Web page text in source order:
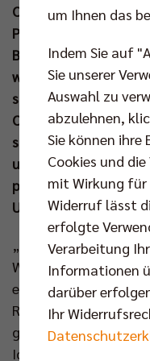
Okt beispielsweise
Papiersammelaktion
Berliner
wohnungslose
sind gemeinnützige
Organisationen an
sich mit ihren Ideen
und Umweltschutz
präsentieren und so
Umsetzung ihrer
„In einer perfekten
Wertstoffe erhalten
erklärt Sascha
Recycling GmbH.
ganzes Stück
Ideen in Berlin mit
um Ihnen das
Indem Sie auf
Sie unserer
Auswahl zu
abzulehnen,
Sie können ihre
Cookies und
mit Wirkung
Widerruf lässt
erfolgte
Verarbeitung
Informationen
darüber
Ihr